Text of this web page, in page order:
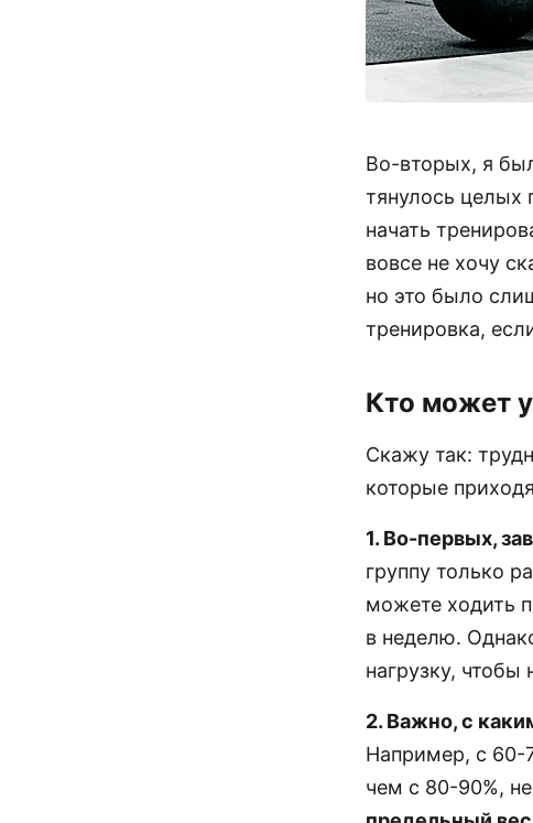
Во-вторых, я
тянулось целых
начать
вовсе не хочу
но это было
тренировка,
Кто может
Скажу так:
которые
1. Во-первых,
группу только
можете ходить
в неделю.
нагрузку, чтобы
2. Важно, с
Например, с 60-
чем с 80-90%,